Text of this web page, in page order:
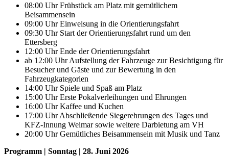
08:00 Uhr Frühstück am Platz mit gemütlichem
Beisammensein
09:00 Uhr Einweisung in die Orientierungsfahrt
09:30 Uhr Start der Orientierungsfahrt rund um den
Ettersberg
12:00 Uhr Ende der Orientierungsfahrt
ab 12:00 Uhr Aufstellung der Fahrzeuge zur Besichtigung für
Besucher und Gäste und zur Bewertung in den
Fahrzeugkategorien
14:00 Uhr Spiele und Spaß am Platz
15:00 Uhr Erste Pokalverleihungen und Ehrungen
16:00 Uhr Kaffee und Kuchen
17:00 Uhr Abschließende Siegerehrungen des Tages und
KFZ-Innung Weimar sowie weitere Darbietung am VH
20:00 Uhr Gemütliches Beisammensein mit Musik und Tanz
Programm | Sonntag | 28. Juni 2026